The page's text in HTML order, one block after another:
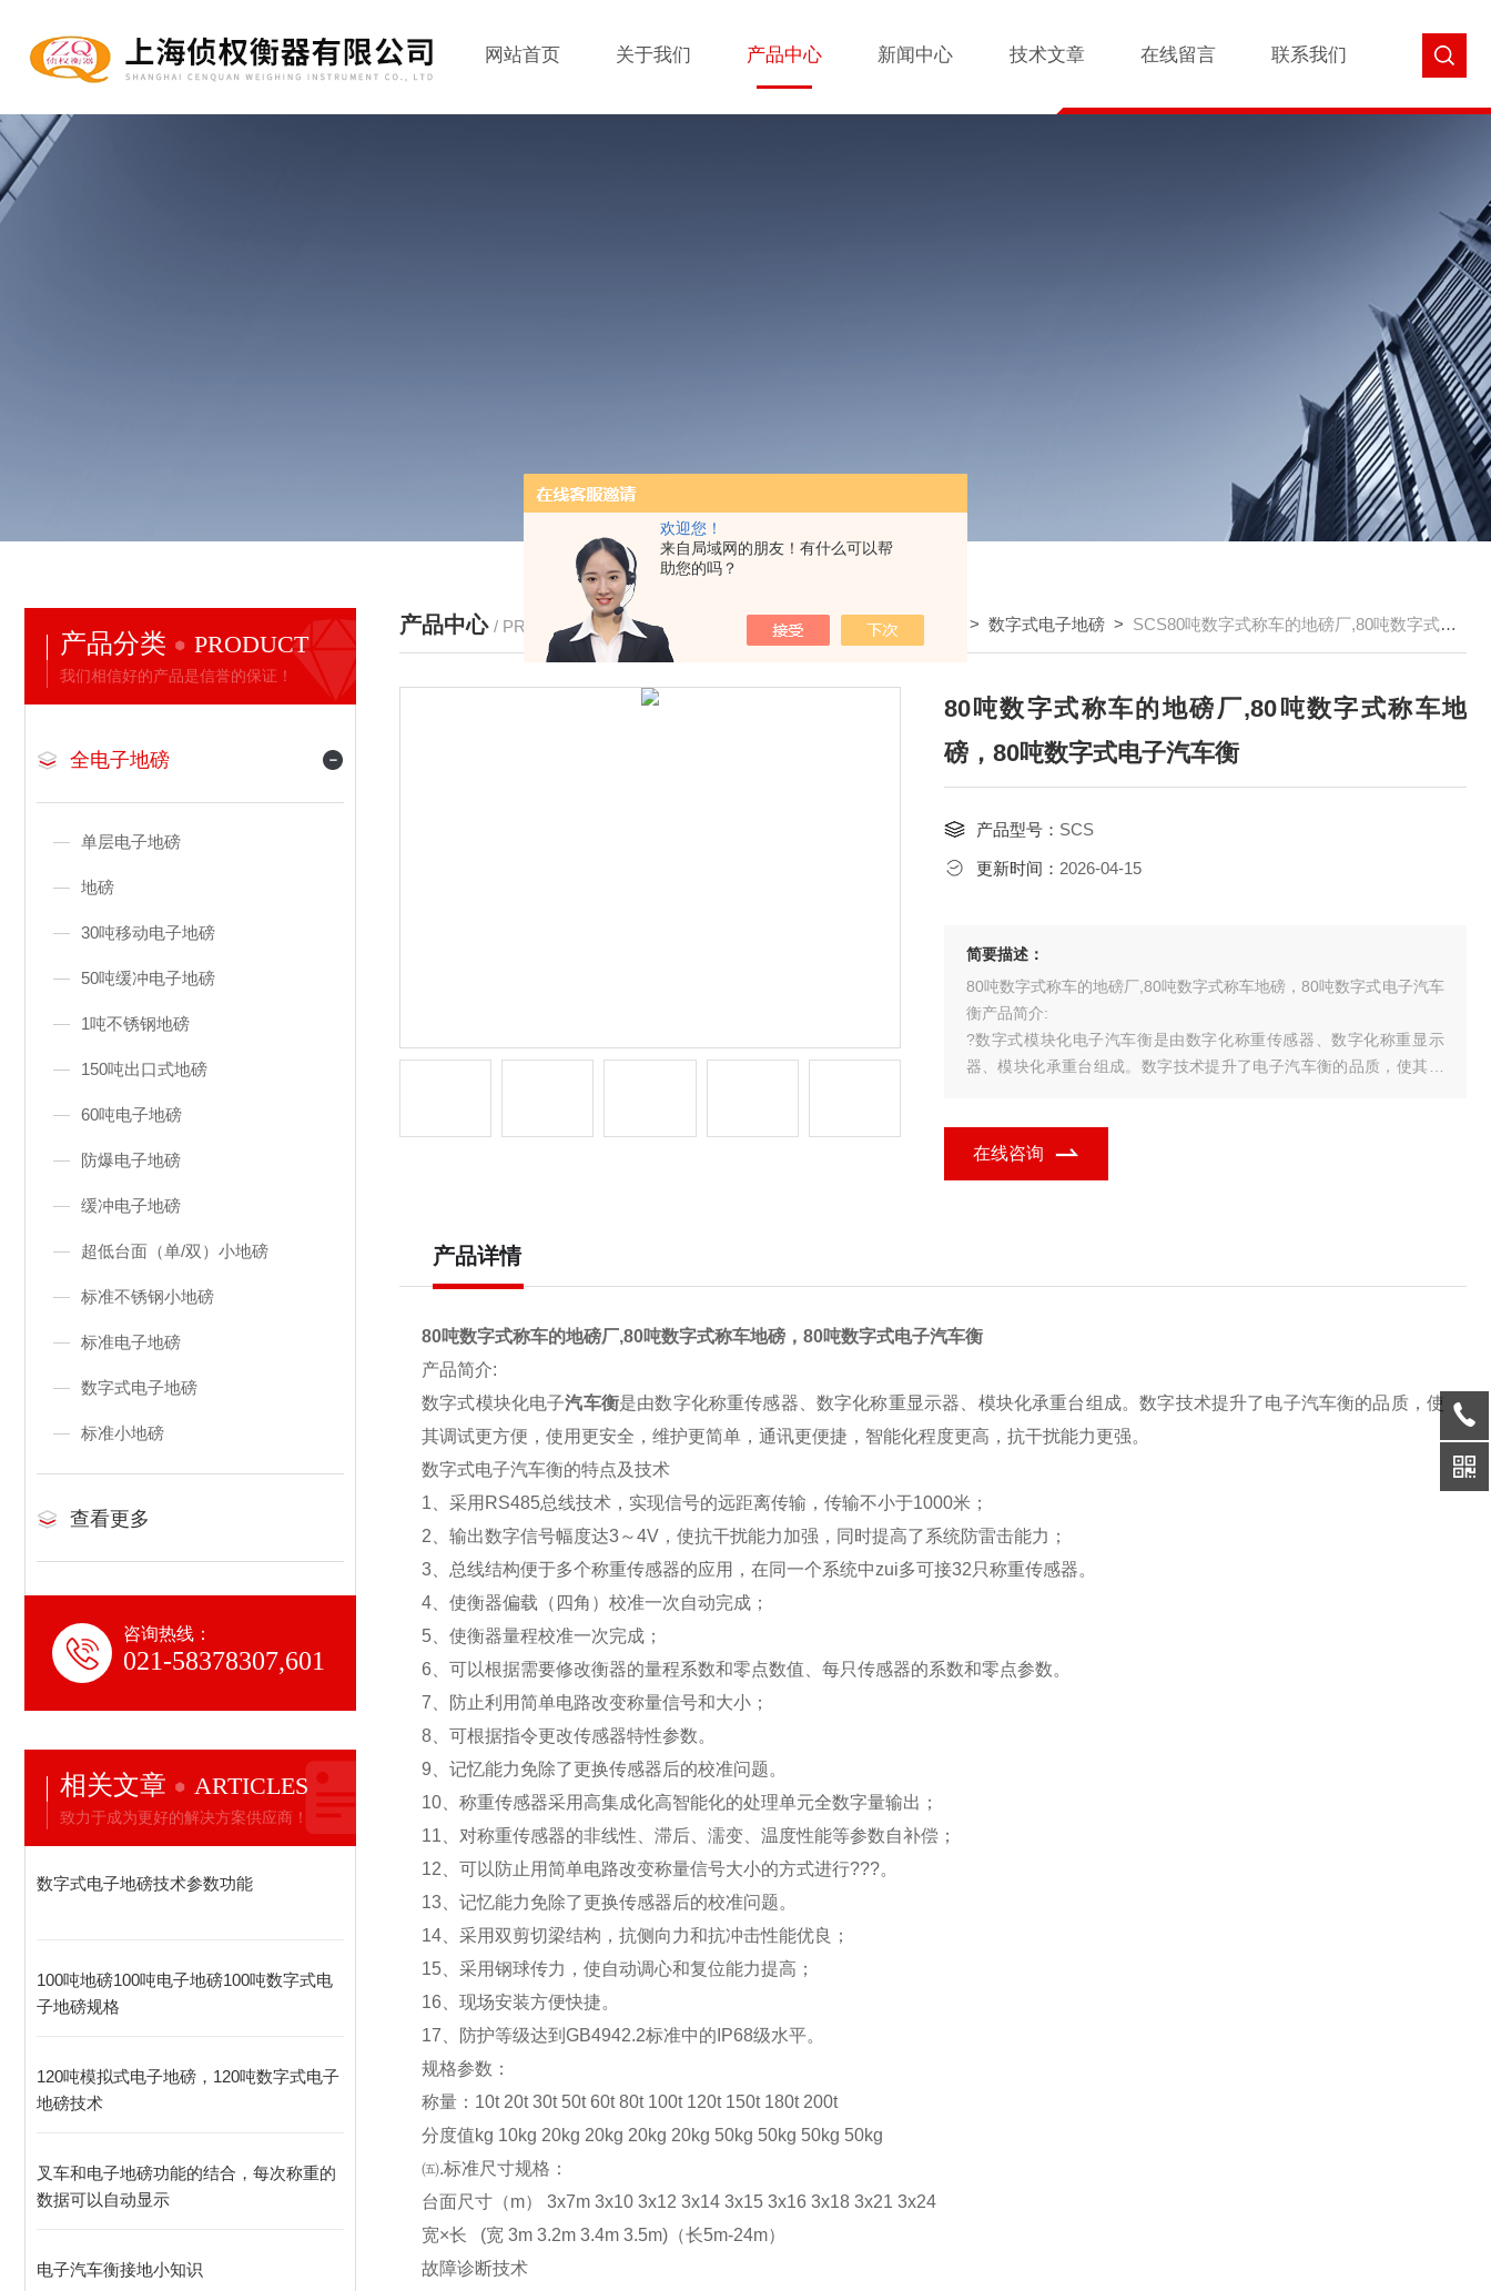
欢迎您！
来自局域网的朋友！有什么可以帮
助您的吗？
网站首页 关于我们 产品中心 新闻中心 技术文章 在线留言 联系我们
产品分类 PRODUCT
我们相信好的产品是信誉的保证！
全电子地磅
单层电子地磅
地磅
30吨移动电子地磅
50吨缓冲电子地磅
1吨不锈钢地磅
150吨出口式地磅
60吨电子地磅
防爆电子地磅
缓冲电子地磅
超低台面（单/双）小地磅
标准不锈钢小地磅
标准电子地磅
数字式电子地磅
标准小地磅
查看更多
咨询热线：
021-58378307,601
相关文章 ARTICLES
致力于成为更好的解决方案供应商！
数字式电子地磅技术参数功能
100吨地磅100吨电子地磅100吨数字式电
子地磅规格
120吨模拟式电子地磅，120吨数字式电子
地磅技术
叉车和电子地磅功能的结合，每次称重的
数据可以自动显示
电子汽车衡接地小知识
产品中心 / PRODUCTS 我的位置： >产品中心 >全电子地磅 >数字式电子地磅 > SCS80吨数字式称车的地磅厂,80吨数字式称车地磅，80吨数字式电子汽车衡
80吨数字式称车的地磅厂,80吨数字式称车地
磅，80吨数字式电子汽车衡
产品型号： SCS
更新时间： 2026-04-15
简要描述：
80吨数字式称车的地磅厂,80吨数字式称车地磅，80吨数字式电子汽车
衡产品简介:
?数字式模块化电子汽车衡是由数字化称重传感器、数字化称重显示
器、模块化承重台组成。数字技术提升了电子汽车衡的品质，使其调
?数字式电子汽车衡的特点及技术
在线咨询
产品详情
80吨数字式称车的地磅厂,80吨数字式称车地磅，80吨数字式电子汽车衡
产品简介:
数字式模块化电子汽车衡是由数字化称重传感器、数字化称重显示器、模块化承重台组成。数字技术提升了电子汽车衡的品质，使
其调试更方便，使用更安全，维护更简单，通讯更便捷，智能化程度更高，抗干扰能力更强。
数字式电子汽车衡的特点及技术
1 、采用RS485总线技术，实现信号的远距离传输，传输不小于1000米；
2 、输出数字信号幅度达3～4V，使抗干扰能力加强，同时提高了系统防雷击能力；
3 、总线结构便于多个称重传感器的应用，在同一个系统中zui多可接32只称重传感器。
4 、使衡器偏载（四角）校准一次自动完成；
5 、使衡器量程校准一次完成；
6 、可以根据需要修改衡器的量程系数和零点数值、每只传感器的系数和零点参数。
7 、防止利用简单电路改变称量信号和大小；
8 、可根据指令更改传感器特性参数。
9 、记忆能力免除了更换传感器后的校准问题。
10 、称重传感器采用高集成化高智能化的处理单元全数字量输出；
11 、对称重传感器的非线性、滞后、濡变、温度性能等参数自补偿；
12 、可以防止用简单电路改变称量信号大小的方式进行???。
13 、记忆能力免除了更换传感器后的校准问题。
14 、采用双剪切梁结构，抗侧向力和抗冲击性能优良；
15 、采用钢球传力，使自动调心和复位能力提高；
16 、现场安装方便快捷。
17 、防护等级达到GB4942.2标准中的IP68级水平。
规格参数：
称量：10t 20t 30t 50t 60t 80t 100t 120t 150t 180t 200t
分度值kg 10kg 20kg 20kg 20kg 20kg 50kg 50kg 50kg 50kg
㈤.标准尺寸规格：
台面尺寸（m） 3x7m 3x10 3x12 3x14 3x15 3x16 3x18 3x21 3x24
宽×长 (宽 3m 3.2m 3.4m 3.5m)（长5m-24m）
故障诊断技术